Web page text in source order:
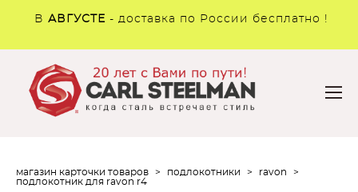
В АВГУСТЕ - доставка по России бесплатно !
магазин карточки товаров > подлокотники > ravon
>
подлокотник для ravon r4